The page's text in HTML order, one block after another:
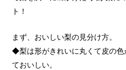
ト！
まず、おいしい梨の見分け方。
◆梨は形がきれいに丸くて皮の色
ておいしい。